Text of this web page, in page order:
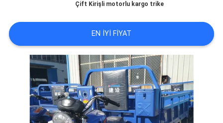
BIZIMLE
ILETIŞIME
GEÇIN
HABERLER
Çift Kirişli motorlu kargo trike
EN IYI FIYAT